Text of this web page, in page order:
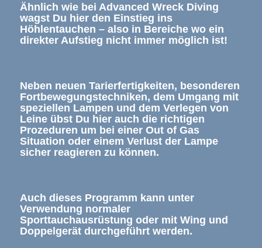
Ähnlich wie bei Advanced Wreck Diving
wagst Du hier den Einstieg ins
Höhlentauchen – also in Bereiche wo ein
direkter Aufstieg nicht immer möglich ist!
Neben neuen Tarierfertigkeiten, besonderen
Fortbewegungstechniken, dem Umgang mit
speziellen Lampen und dem Verlegen von
Leine übst Du hier auch die richtigen
Prozeduren um bei einer Out of Gas
Situation oder einem Verlust der Lampe
sicher reagieren zu können.
Auch dieses Programm kann unter
Verwendung normaler
Sporttauchausrüstung oder mit Wing und
Doppelgerät durchgeführt werden.